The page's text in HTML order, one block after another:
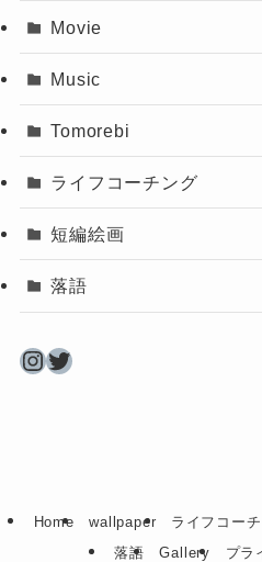
Movie
Music
Tomorebi
ライフコーチング
短編絵画
落語
Instagram
Twitter
Home wallpaper ライフコー
落語
Gallery プラ